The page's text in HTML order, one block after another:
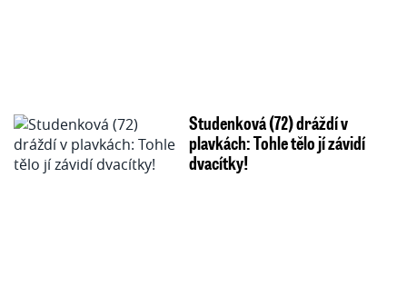
Studenková (72) dráždí v
plavkách: Tohle tělo jí závidí
dvacítky!